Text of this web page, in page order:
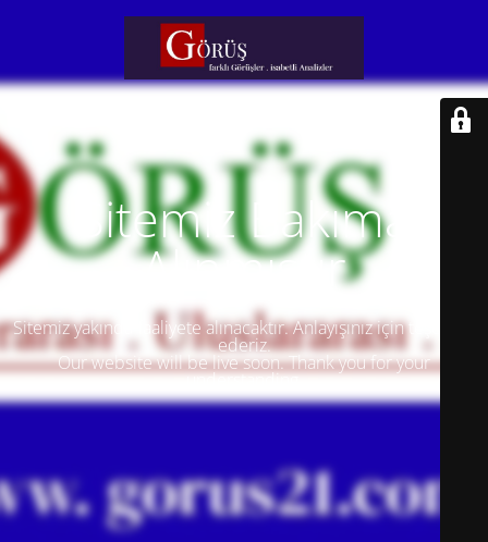
Sitemiz Bakıma
Alınmıştır
Sitemiz yakında faaliyete alınacaktır. Anlayışınız için teşekkür
ederiz.
Our website will be live soon. Thank you for your
understanding.